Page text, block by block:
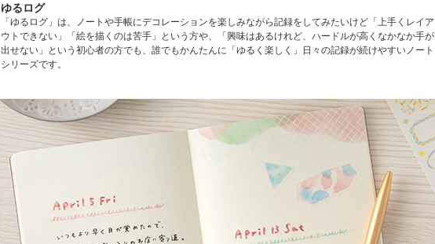
ゆるログ
「ゆるログ」は、ノートや手帳にデコレーションを楽しみながら記録をしてみたいけど「上手くレイア
ウトできない」「絵を描くのは苦手」という方や、「興味はあるけれど、ハードルが高くなかなか手が
出せない」という初心者の方でも、誰でもかんたんに「ゆるく楽しく」日々の記録が続けやすいノート
シリーズです。